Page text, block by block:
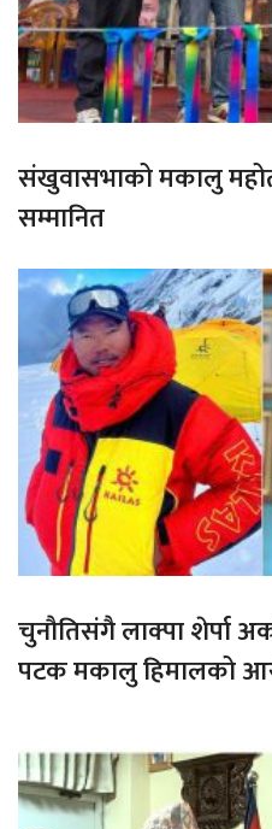
संखुवासभाको मकालु
सम्मानित
चुनौतिसंगै लाक्पा शेर्पा
पटक मकालु हिमालको